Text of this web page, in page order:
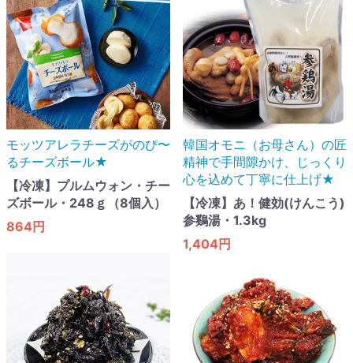
モッツアレラチーズがのび〜
るチーズボール★
【冷凍】プルムウォン・チー
ズボール・248ｇ（8個入）
864円
韓国オモニ（お母さん）の匠
精神で手間隙かけ、じっくり
心を込めて丁寧に仕上げ★
【冷凍】あ！健効(けんこう)
参鷄湯・1.3kg
1,404円